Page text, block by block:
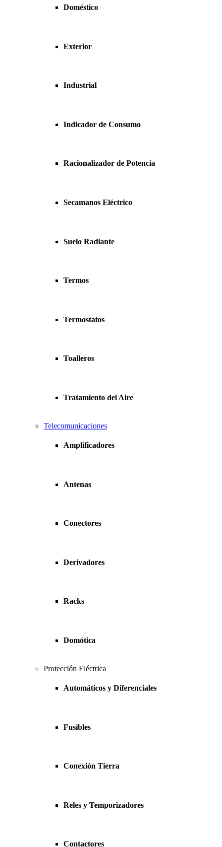
Doméstico
Exterior
Industrial
Indicador de Consumo
Racionalizador de Potencia
Secamanos Eléctrico
Suelo Radiante
Termos
Termostatos
Toalleros
Tratamiento del Aire
Telecomunicaciones
Amplificadores
Antenas
Conectores
Derivadores
Racks
Domótica
Protección Eléctrica
Automáticos y Diferenciales
Fusibles
Conexión Tierra
Reles y Temporizadores
Contactores